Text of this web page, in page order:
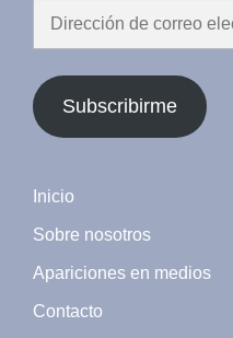
Dirección
correo
electrónico
Subscribirme
Inicio
Sobre nosotros
Apariciones en medios
Contacto